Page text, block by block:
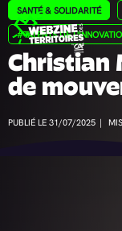
Panneau de gestion
SANTÉ & SOLIDARITÉ
#TALENTS DE
Christian
de
PUBLIÉ LE 31/07/2025 |